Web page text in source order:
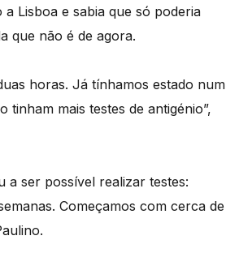
Lisboa e sabia que só poderia
que não é de agora.
horas. Já tínhamos estado num
mais testes de antigénio”,
a ser possível realizar testes:
Começamos com cerca de